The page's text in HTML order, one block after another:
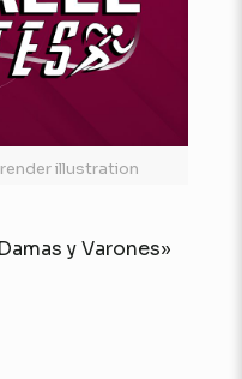
illustration
y Varones»